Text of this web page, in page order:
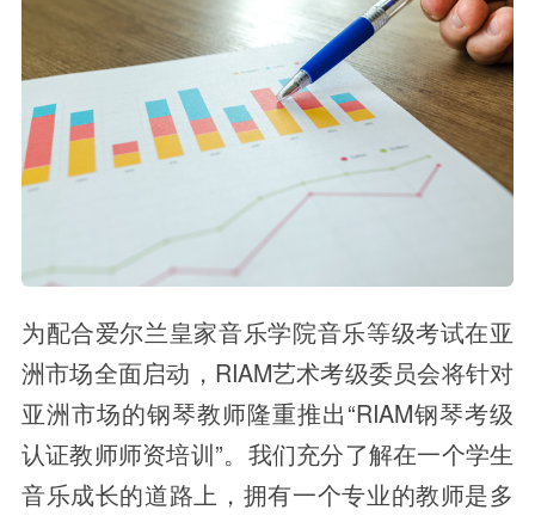
为配合爱尔兰皇家音乐学院音乐等级考试在亚
洲市场全面启动，RIAM艺术考级委员会将针对
亚洲市场的钢琴教师隆重推出“RIAM钢琴考级
认证教师师资培训”。我们充分了解在一个学生
音乐成长的道路上，拥有一个专业的教师是多